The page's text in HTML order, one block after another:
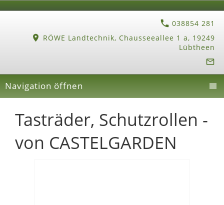
038854 281
RÖWE Landtechnik, Chausseeallee 1 a, 19249
Lübtheen
Navigation öffnen
Tasträder, Schutzrollen -
von CASTELGARDEN